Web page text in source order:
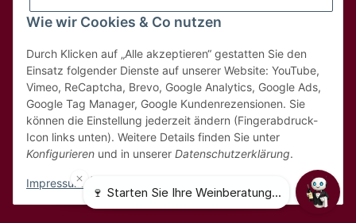
Wie wir Cookies & Co nutzen
Durch Klicken auf „Alle akzeptieren“ gestatten Sie den
Einsatz folgender Dienste auf unserer Website: YouTube,
Vimeo, ReCaptcha, Brevo, Google Analytics, Google Ads,
Google Tag Manager, Google Kundenrezensionen. Sie
können die Einstellung jederzeit ändern (Fingerabdruck-
Icon links unten). Weitere Details finden Sie unter
Konfigurieren und in unserer Datenschutzerklärung.
Impressum
Hilfe & Kontakt
Rechtliches
© 2025 MDK Weinhandel GmbH - Weinbestellung.ch